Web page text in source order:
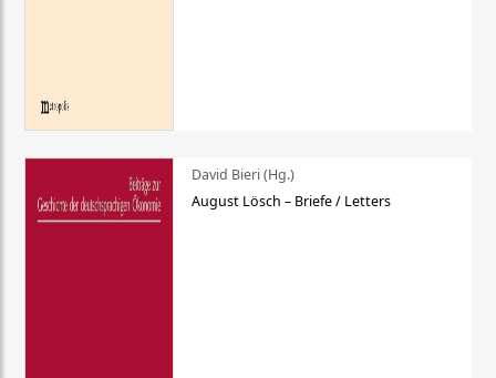
David Bieri (Hg.)
August Lösch – Briefe / Letters